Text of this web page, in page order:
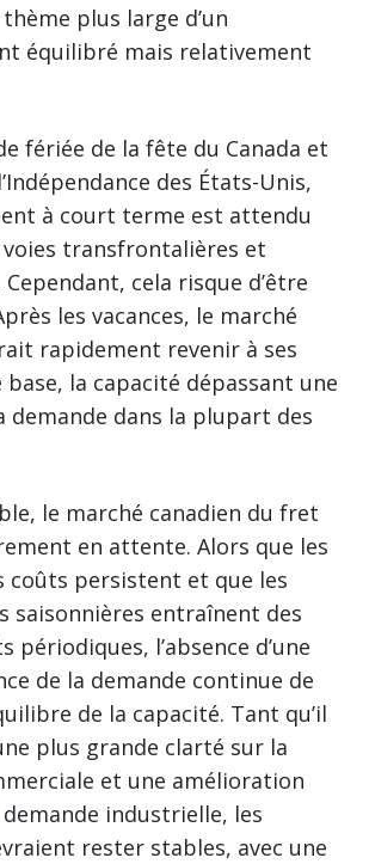
plus large d’un
équilibré mais relativement
fériée de la fête du Canada et
des États-Unis,
à court terme est attendu
transfrontalières et
cela risque d’être
les vacances, le marché
rapidement revenir à ses
la capacité dépassant une
demande dans la plupart des
le marché canadien du fret
en attente. Alors que les
coûts persistent et que les
saisonnières entraînent des
périodiques, l’absence d’une
de la demande continue de
de la capacité. Tant qu’il
plus grande clarté sur la
et une amélioration
industrielle, les
rester stables, avec une